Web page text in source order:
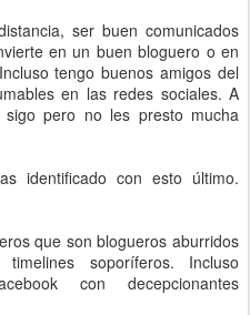
ser buen comunicados
en un buen bloguero o en
tengo buenos amigos del
en las redes sociales. A
pero no les presto mucha
identificado con esto último.
que son blogueros aburridos
soporíferos. Incluso
con decepcionantes